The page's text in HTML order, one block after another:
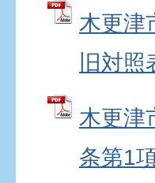
木更津
旧対
木更津
条第1